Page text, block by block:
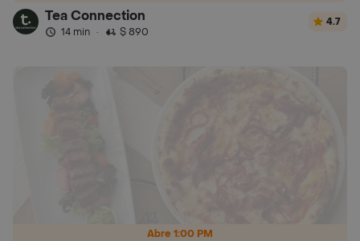
Tea Connection
14 min · $ 890
4.7
Abre 1:00 PM